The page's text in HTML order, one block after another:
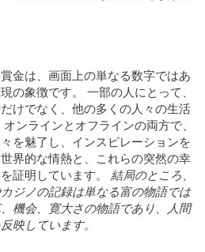
金は、画面上の単なる数字ではあ
の象徴です。 一部の人にとって、
けでなく、他の多くの人々の生活
ンラインとオフラインの両方で、
を魅了し、インスピレーションを
界的な情熱と、これらの突然の幸
証明しています。 結局のところ、
ジノの記録は単なる富の物語では
機会、寛大さの物語であり、人間
映しています。